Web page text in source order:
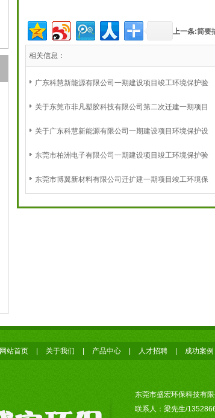
上一条:简要
相关信息：
广东科慧新能源有限公司一期建设项目竣工环境保护验
关于东莞市非凡塑胶科技有限公司第二次迁建一期项目
关于广东科慧新能源有限公司一期建设项目环境保护设
东莞市柏洲电子有限公司一期建设项目竣工环境保护验
东莞市博翼新材料有限公司迁扩建一期项目竣工环境保
护验收意见
网站首页 关于我们 产品中心 人才招聘 成功案例
东莞市盛宏环保科技有限
联系人：梁先生/